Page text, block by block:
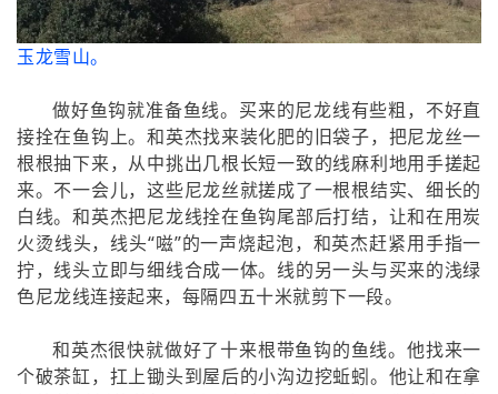
玉龙雪山。
做好鱼钩就准备鱼线。买来的尼龙线有些粗，不好直
接拴在鱼钩上。和英杰找来装化肥的旧袋子，把尼龙丝一
根根抽下来，从中挑出几根长短一致的线麻利地用手搓起
来。不一会儿，这些尼龙丝就搓成了一根根结实、细长的
白线。和英杰把尼龙线拴在鱼钩尾部后打结，让和在用炭
火烫线头，线头“嗞”的一声烧起泡，和英杰赶紧用手指一
拧，线头立即与细线合成一体。线的另一头与买来的浅绿
色尼龙线连接起来，每隔四五十米就剪下一段。
和英杰很快就做好了十来根带鱼钩的鱼线。他找来一
个破茶缸，扛上锄头到屋后的小沟边挖蚯蚓。他让和在拿